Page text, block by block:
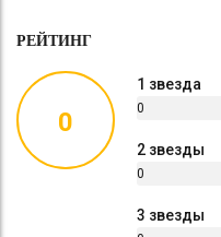
РЕЙТИНГ
0
1 звезда
0
2 звезды
0
3 звезды